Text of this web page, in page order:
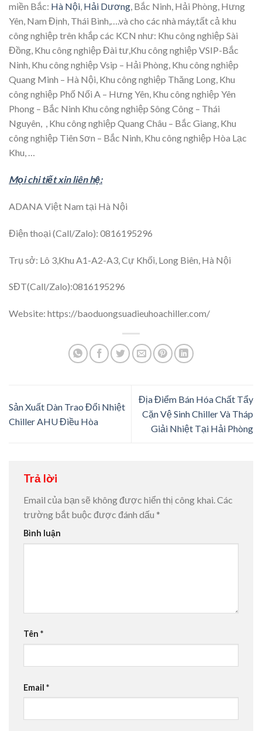
miền Bắc: Hà Nội, Hải Dương, Bắc Ninh, Hải Phòng, Hưng
Yên, Nam Định, Thái Bình,….và cho các nhà máy,tất cả khu
công nghiệp trên khắp các KCN như: Khu công nghiệp Sài
Đồng, Khu công nghiệp Đài tư,Khu công nghiệp VSIP-Bắc
Ninh, Khu công nghiệp Vsip – Hải Phòng, Khu công nghiệp
Quang Minh – Hà Nội, Khu công nghiệp Thăng Long, Khu
công nghiệp Phố Nối A – Hưng Yên, Khu công nghiệp Yên
Phong – Bắc Ninh Khu công nghiệp Sông Công – Thái
Nguyên, , Khu công nghiệp Quang Châu – Bắc Giang, Khu
công nghiệp Tiên Sơn – Bắc Ninh, Khu công nghiệp Hòa Lạc
Khu, …
Mọi chi tiết xin liên hệ:
ADANA Việt Nam tại Hà Nội
Điện thoại (Call/Zalo): 0816195296
Trụ sở: Lô 3,Khu A1-A2-A3, Cự Khối, Long Biên, Hà Nội
SĐT(Call/Zalo):0816195296
Website: https://baoduongsuadieuhoachiller.com/
Sản Xuất Dàn Trao Đổi Nhiệt
Chiller AHU Điều Hòa
Địa Điểm Bán Hóa Chất Tẩy
Cặn Vệ Sinh Chiller Và Tháp
Giải Nhiệt Tại Hải Phòng
Trả lời
Email của bạn sẽ không được hiển thị công khai.Các
trường bắt buộc được đánh dấu *
Bình luận
Tên *
Email *